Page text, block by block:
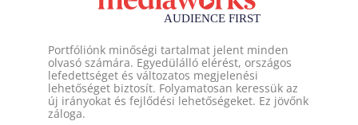
Portfóliónk minőségi tartalmat jelent minden
olvasó számára. Egyedülálló elérést, országos
lefedettséget és változatos megjelenési
lehetőséget biztosít. Folyamatosan keressük az
új irányokat és fejlődési lehetőségeket. Ez jövőnk
záloga.